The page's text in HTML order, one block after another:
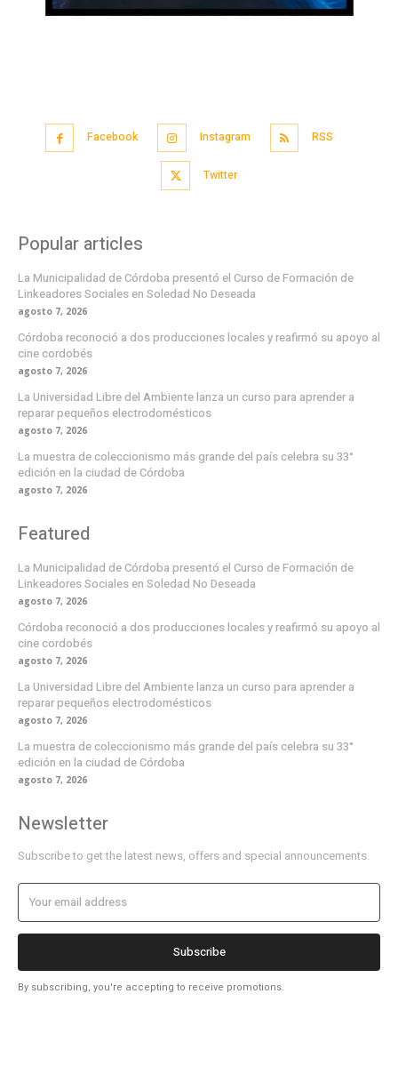
Facebook Instagram RSS
Twitter
Popular articles
La Municipalidad de Córdoba presentó el Curso de Formación de
Linkeadores Sociales en Soledad No Deseada
agosto 7, 2026
Córdoba reconoció a dos producciones locales y reafirmó su apoyo al
cine cordobés
agosto 7, 2026
La Universidad Libre del Ambiente lanza un curso para aprender a
reparar pequeños electrodomésticos
agosto 7, 2026
La muestra de coleccionismo más grande del país celebra su 33°
edición en la ciudad de Córdoba
agosto 7, 2026
Featured
La Municipalidad de Córdoba presentó el Curso de Formación de
Linkeadores Sociales en Soledad No Deseada
agosto 7, 2026
Córdoba reconoció a dos producciones locales y reafirmó su apoyo al
cine cordobés
agosto 7, 2026
La Universidad Libre del Ambiente lanza un curso para aprender a
reparar pequeños electrodomésticos
agosto 7, 2026
La muestra de coleccionismo más grande del país celebra su 33°
edición en la ciudad de Córdoba
agosto 7, 2026
Newsletter
Subscribe to get the latest news, offers and special announcements.
Subscribe
By subscribing, you're accepting to receive promotions.